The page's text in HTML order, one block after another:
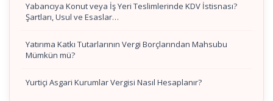
Yabancıya Konut veya İş Yeri Teslimlerinde KDV İstisnası?
Şartları, Usul ve Esaslar…
Yatırıma Katkı Tutarlarının Vergi Borçlarından Mahsubu
Mümkün mü?
Yurtiçi Asgari Kurumlar Vergisi Nasıl Hesaplanır?